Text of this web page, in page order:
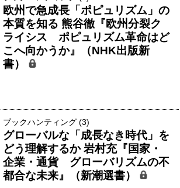
欧州で急成長「ポピュリズム」の
本質を知る 熊谷徹『欧州分裂ク
ライシス ポピュリズム革命はど
こへ向かうか』（NHK出版新
書）
ブックハンティング (3)
グローバルな「成長なき時代」を
どう理解するか 岩村充『国家・
企業・通貨 グローバリズムの不
都合な未来』（新潮選書）